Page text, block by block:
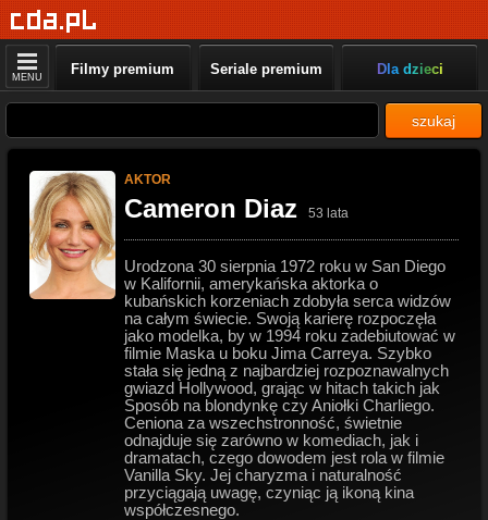
MENU Filmy premium Seriale premium Dla dzieci
szukaj
AKTOR
Cameron Diaz 53 lata
Urodzona 30 sierpnia 1972 roku w San Diego
w Kalifornii, amerykańska aktorka o
kubańskich korzeniach zdobyła serca widzów
na całym świecie. Swoją karierę rozpoczęła
jako modelka, by w 1994 roku zadebiutować w
filmie Maska u boku Jima Carreya. Szybko
stała się jedną z najbardziej rozpoznawalnych
gwiazd Hollywood, grając w hitach takich jak
Sposób na blondynkę czy Aniołki Charliego.
Ceniona za wszechstronność, świetnie
odnajduje się zarówno w komediach, jak i
dramatach, czego dowodem jest rola w filmie
Vanilla Sky. Jej charyzma i naturalność
przyciągają uwagę, czyniąc ją ikoną kina
współczesnego.